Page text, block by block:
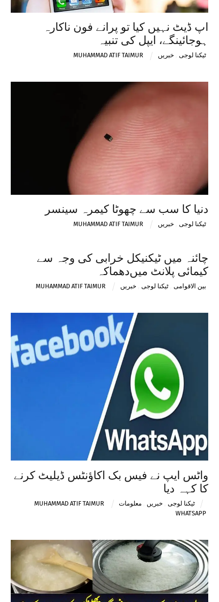
اپ ڈیٹ نہیں کیا تو پرانے فون ناکارہ
ہوجائینگے، ایپل کی تنبیہ
MUHAMMAD ATIF TAIMUR ٹیکنا لوجی خبریں
دنیا کا سب سے چھوٹا کیمرہ سینسر
MUHAMMAD ATIF TAIMUR ٹیکنا لوجی خبریں
چائنہ میں ٹیکنیکل خرابی کی وجہ سے
کیمائی پلانٹ میں‌دھماکہ
MUHAMMAD ATIF TAIMUR بین الاقوامی ,ٹیکنا لوجی خبریں
واٹس ایپ نے فیس بک اکاؤنٹس ڈیلیٹ کرنے
کا کہہ دیا
MUHAMMAD ATIF TAIMUR ٹیکنا لوجی خبریں
معلومات
WHATSAPP